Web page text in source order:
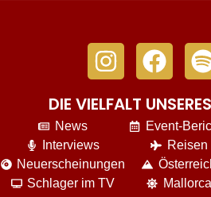
DIE VIELFALT
News
Interviews
Neuerscheinungen
Schlager im TV
Event-
Reisen
Mallorca